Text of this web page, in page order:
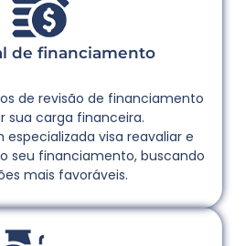
de financiamento
de revisão de financiamento
sua carga financeira.
especializada visa reavaliar e
seu financiamento, buscando
mais favoráveis.